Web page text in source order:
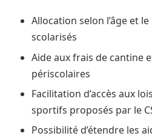
Allocation selon l’âge et
scolarisés
Aide aux frais de cantine
périscolaires
Facilitation d’accès aux
sportifs proposés par le
Possibilité d’étendre les